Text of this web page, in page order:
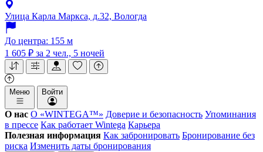
Улица Карла Маркса, д.32, Вологда
До центра: 155 м
1 605 ₽ за 2 чел., 5 ночей
Меню Войти
О нас О «WINTEGA™» Доверие и безопасность Упоминания
в прессе Как работает Wintega Карьера
Полезная информация Как забронировать Бронирование без
риска Изменить даты бронирования